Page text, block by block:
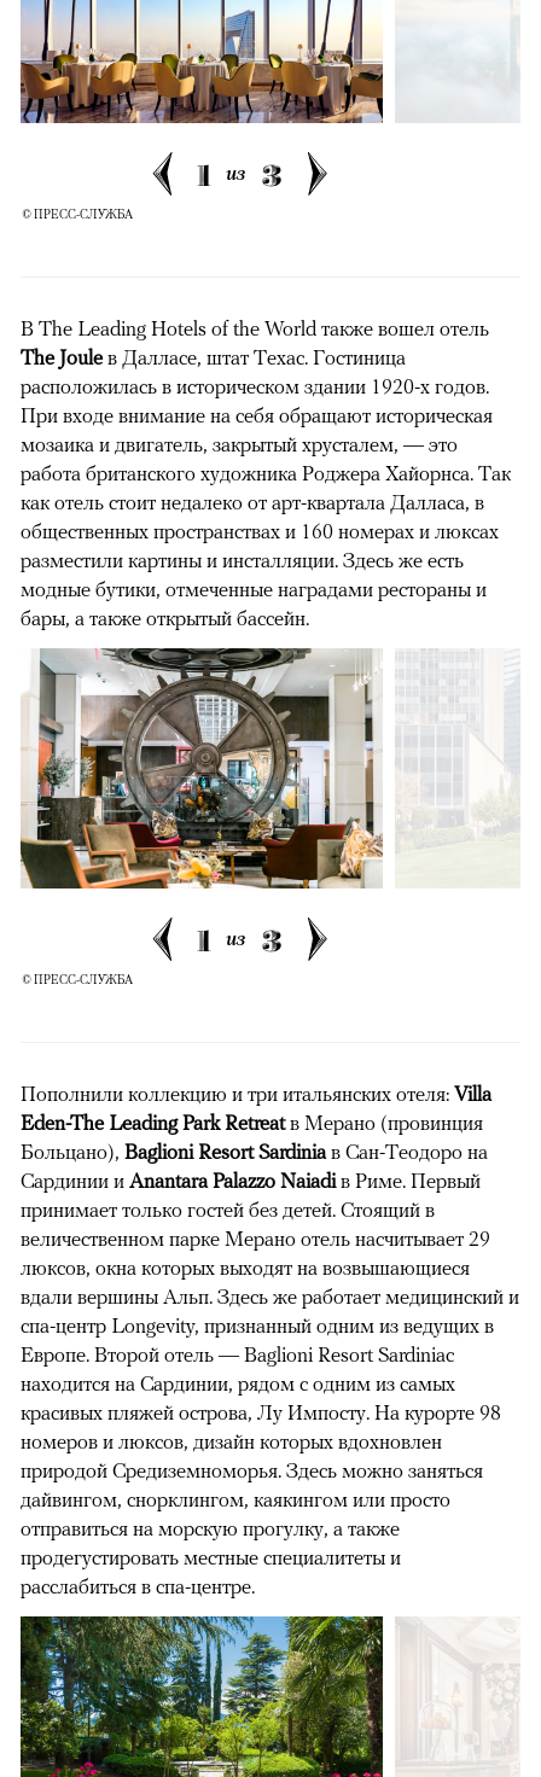
1 из 3
© ПРЕСС-СЛУЖБА
В The Leading Hotels of the World также вошел отель
The Jouleв Далласе, штат Техас. Гостиница
расположилась в историческом здании 1920-х годов.
При входе внимание на себя обращают историческая
мозаика и двигатель, закрытый хрусталем, — это
работа британского художника Роджера Хайорнса. Так
как отель стоит недалеко от арт-квартала Далласа, в
общественных пространствах и 160 номерах и люксах
разместили картины и инсталляции. Здесь же есть
модные бутики, отмеченные наградами рестораны и
бары, а также открытый бассейн.
1 из 3
© ПРЕСС-СЛУЖБА
Пополнили коллекцию и три итальянских отеля: Villa
Eden-The Leading Park Retreatв Мерано (провинция
Больцано), Baglioni Resort Sardinia в Сан-Теодоро на
Сардинии и Anantara Palazzo Naiadi в Риме. Первый
принимает только гостей без детей. Стоящий в
величественном парке Мерано отель насчитывает 29
люксов, окна которых выходят на возвышающиеся
вдали вершины Альп. Здесь же работает медицинский и
спа-центр Longevity, признанный одним из ведущих в
Европе. Второй отель — Baglioni Resort Sardiniaс
находится на Сардинии, рядом с одним из самых
красивых пляжей острова, Лу Импосту. На курорте 98
номеров и люксов, дизайн которых вдохновлен
природой Средиземноморья. Здесь можно заняться
дайвингом, снорклингом, каякингом или просто
отправиться на морскую прогулку, а также
продегустировать местные специалитеты и
расслабиться в спа-центре.